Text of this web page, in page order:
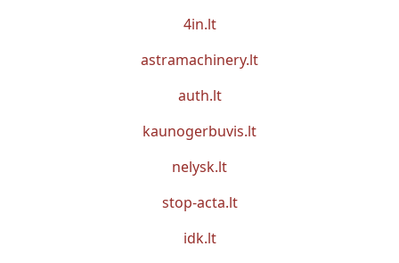
4in.lt
astramachinery.lt
auth.lt
kaunogerbuvis.lt
nelysk.lt
stop-acta.lt
idk.lt